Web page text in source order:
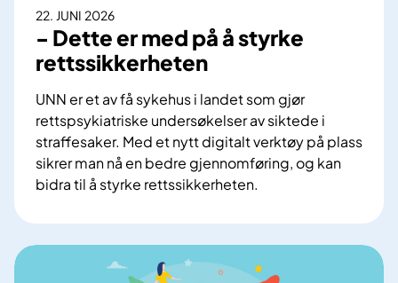
a
l
l
g
g
e
s
m
r
k
s
e
n
b
l
i
r
n
y
22. JUNI 2026
- Dette er med på å styrke
rettssikkerheten
UNN er et av få sykehus i landet som gjør
rettspsykiatriske undersøkelser av siktede i
straffesaker. Med et nytt digitalt verktøy på plass
sikrer man nå en bedre gjennomføring, og kan
bidra til å styrke rettssikkerheten.
D
e